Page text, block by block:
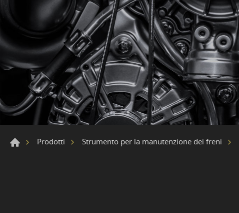
Prodotti Strumento per la manutenzione dei freni